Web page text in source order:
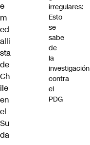
e
m
ed
alli
sta
de
Ch
ile
en
el
Su
da
irregulares:
Esto
se
sabe
de
la
investigación
contra
el
PDG